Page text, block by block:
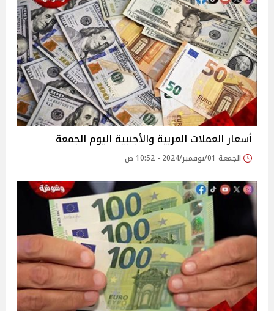
أسعار العملات العربية والأجنبية اليوم الجمعة
الجمعة 01/نوفمبر/2024 - 10:52 ص